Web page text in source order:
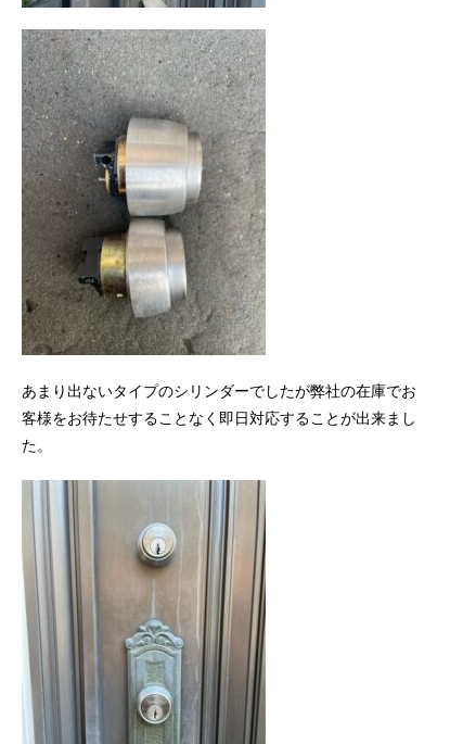
あまり出ないタイプのシリンダーでしたが弊社の在庫でお
客様をお待たせすることなく即日対応することが出来まし
た。